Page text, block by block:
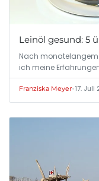
Leinöl gesund: 5
Nach monatelangem
ich meine
Franziska Meyer•17. Juli